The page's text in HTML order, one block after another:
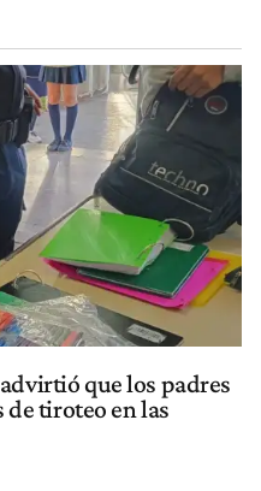
que los padres
de tiroteo en las